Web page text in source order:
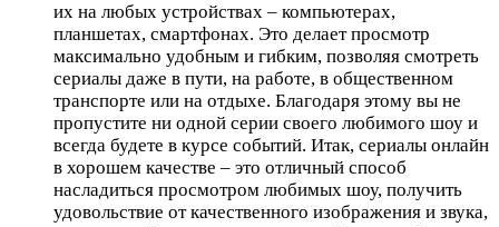
их на любых устройствах – компьютерах,
планшетах, смартфонах. Это делает просмотр
максимально удобным и гибким, позволяя смотреть
сериалы даже в пути, на работе, в общественном
транспорте или на отдыхе. Благодаря этому вы не
пропустите ни одной серии своего любимого шоу и
всегда будете в курсе событий. Итак, сериалы онлайн
в хорошем качестве – это отличный способ
насладиться просмотром любимых шоу, получить
удовольствие от качественного изображения и звука,